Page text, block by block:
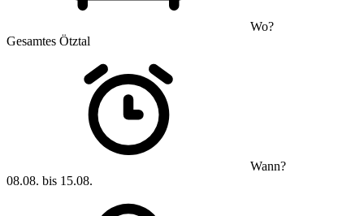
Wo?
Gesamtes Ötztal
Wann?
08.08. bis 15.08.